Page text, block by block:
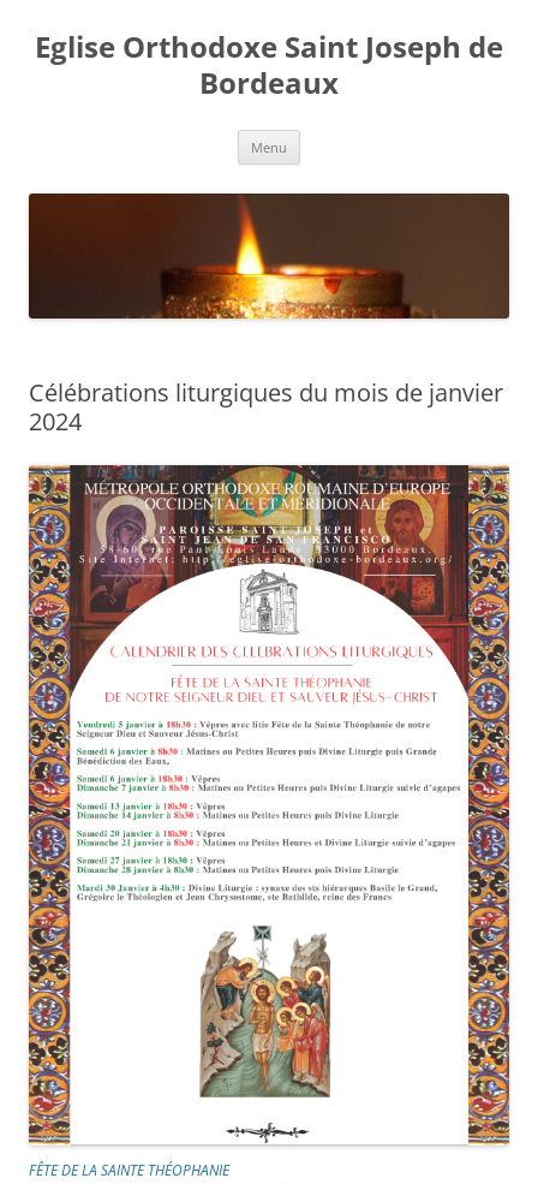
contenu
Eglise Orthodoxe Saint Joseph de
Bordeaux
Menu
Célébrations liturgiques du mois de janvier
2024
FÊTE DE LA SAINTE THÉOPHANIE